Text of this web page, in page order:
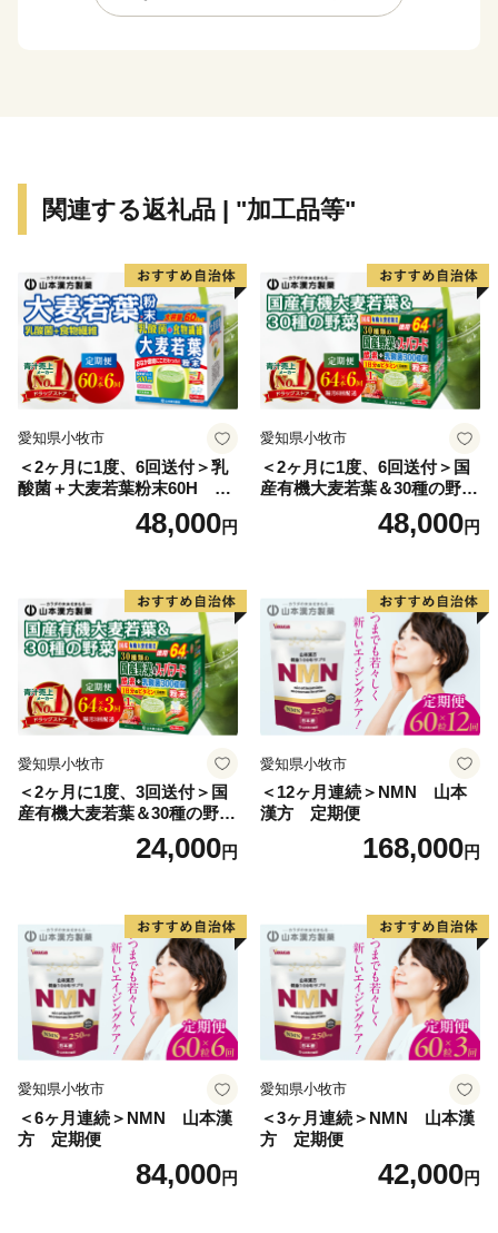
北海道工場）など食品関連企業の立地が進んでいます。
関連する返礼品 | "加工品等"
愛知県小牧市
＜2ヶ月に1度、6回送付＞乳
酸菌＋大麦若葉粉末60H 山
48,000円
愛知県小牧市
＜2ヶ月に1度、6回送付＞国
産有機大麦若葉＆30種の野
菜 山本漢方 定期便
48,000円
愛知県小牧市
＜2ヶ月に1度、3回送付＞国
産有機大麦若葉＆30種の野
菜 山本漢方 定期便
24,000円
愛知県小牧市
＜12ヶ月連続＞NMN 山本
漢方 定期便
168,000円
愛知県小牧市
＜6ヶ月連続＞NMN 山本漢
方 定期便
84,000円
愛知県小牧市
＜3ヶ月連続＞NMN 山本漢
方 定期便
42,000円